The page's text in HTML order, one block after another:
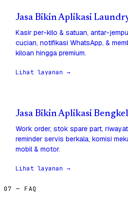
Jasa Bikin Aplikasi
Kasir per-kilo & satuan, antar-
cucian, notifikasi WhatsApp, &
kiloan hingga premium.
Lihat layanan →
Jasa Bikin Aplikasi
Work order, stok spare part,
reminder servis berkala, komisi
mobil & motor.
Lihat layanan →
07 — FAQ